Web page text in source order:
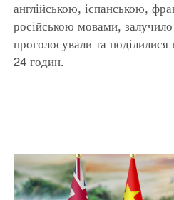
англійською, іспанською,
російською мовами, залучило
проголосували та
24 годин.